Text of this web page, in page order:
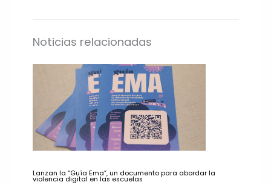
Noticias relacionadas
Lanzan la “Guía Ema”, un documento para abordar la
violencia digital en las escuelas